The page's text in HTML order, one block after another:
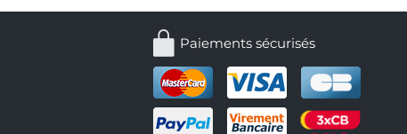
Paiements sécurisés